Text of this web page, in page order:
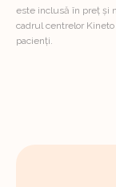
este inclusă în preț și
cadrul centrelor
pacienți.